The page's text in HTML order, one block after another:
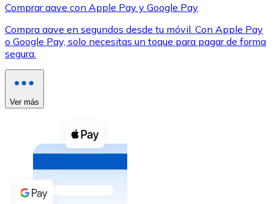
XRP
XRP
Efectivo
Comprar con efectivo
Transferencia SEPA
Añade fondos a tu cuenta Bitnovo o realiza compras
Comprar aave con Apple Pay y Google Pay
Compra aave en segundos desde tu móvil. Con Apple Pay
o Google Pay, solo necesitas un toque para pagar de forma
segura.
Ver más